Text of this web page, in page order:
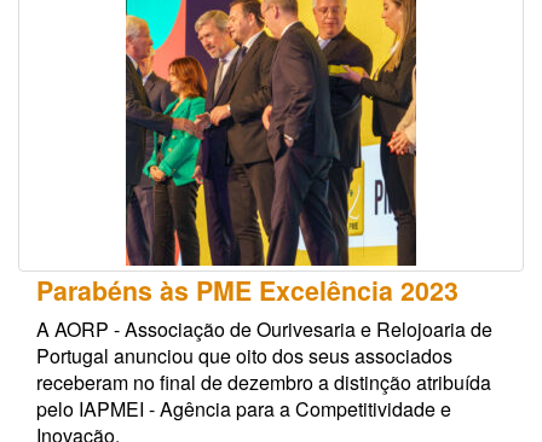
Parabéns às PME Excelência 2023
A AORP - Associação de Ourivesaria e Relojoaria de
Portugal anunciou que oito dos seus associados
receberam no final de dezembro a distinção atribuída
pelo IAPMEI - Agência para a Competitividade e
Inovação.